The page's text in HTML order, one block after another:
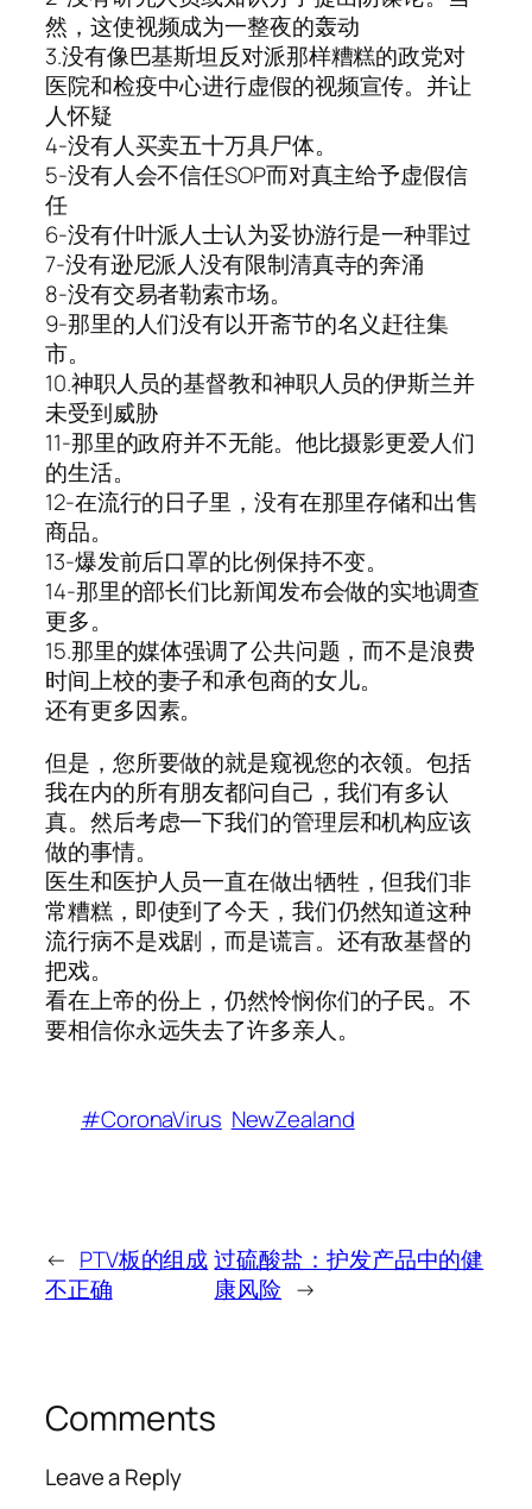
然，这使视频成为一整夜的轰动
3.没有像巴基斯坦反对派那样糟糕的政党对
医院和检疫中心进行虚假的视频宣传。并让
人怀疑
4-没有人买卖五十万具尸体。
5-没有人会不信任SOP而对真主给予虚假信
任
6-没有什叶派人士认为妥协游行是一种罪过
7-没有逊尼派人没有限制清真寺的奔涌
8-没有交易者勒索市场。
9-那里的人们没有以开斋节的名义赶往集
市。
10.神职人员的基督教和神职人员的伊斯兰并
未受到威胁
11-那里的政府并不无能。他比摄影更爱人们
的生活。
12-在流行的日子里，没有在那里存储和出售
商品。
13-爆发前后口罩的比例保持不变。
14-那里的部长们比新闻发布会做的实地调查
更多。
15.那里的媒体强调了公共问题，而不是浪费
时间上校的妻子和承包商的女儿。
还有更多因素。
但是，您所要做的就是窥视您的衣领。包括
我在内的所有朋友都问自己，我们有多认
真。然后考虑一下我们的管理层和机构应该
做的事情。
医生和医护人员一直在做出牺牲，但我们非
常糟糕，即使到了今天，我们仍然知道这种
流行病不是戏剧，而是谎言。还有敌基督的
把戏。
看在上帝的份上，仍然怜悯你们的子民。不
要相信你永远失去了许多亲人。
#CoronaVirus NewZealand
← PTV板的组成
不正确
过硫酸盐：护发产品中的健
康风险 →
Comments
Leave a Reply